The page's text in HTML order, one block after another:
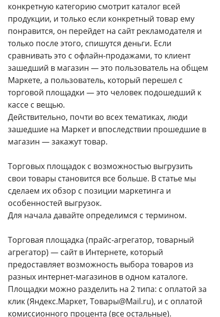
конкретную категорию смотрит каталог всей
продукции, и только если конкретный товар ему
понравится, он перейдет на сайт рекламодателя и
только после этого, спишутся деньги. Если
сравнивать это с офлайн-продажами, то клиент
зашедший в магазин — это пользователь на общем
Маркете, а пользователь, который перешел с
торговой площадки — это человек подошедший к
кассе с вещью.
Действительно, почти во всех тематиках, люди
зашедшие на Маркет и впоследствии прошедшие в
магазин — закажут товар.
Торговых площадок с возможностью выгрузить
свои товары становится все больше. В статье мы
сделаем их обзор с позиции маркетинга и
особенностей выгрузок.
Для начала давайте определимся с термином.
Торговая площадка (прайс-агрегатор, товарный
агрегатор) — сайт в Интернете, который
предоставляет возможность выбора товаров из
разных интернет-магазинов в одном каталоге.
Площадки можно разделить на 2 типа: с оплатой за
клик (Яндекс.Маркет, Товары@Mail.ru), и с оплатой
комиссионного процента (все остальные).